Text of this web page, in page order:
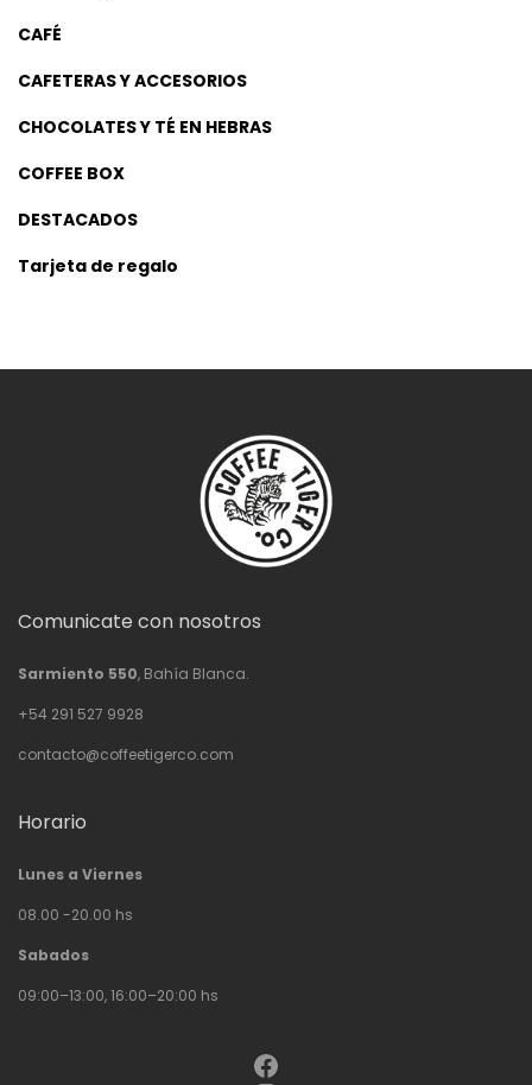
CAFÉ
CAFETERAS Y ACCESORIOS
CHOCOLATES Y TÉ EN HEBRAS
COFFEE BOX
DESTACADOS
Tarjeta de regalo
Comunicate con nosotros
Sarmiento 550, Bahía Blanca.
+54 291 527 9928
contacto@coffeetigerco.com
Horario
Lunes a Viernes
08.00 -20.00 hs
Sabados
09:00–13:00, 16:00–20:00 hs
Facebook